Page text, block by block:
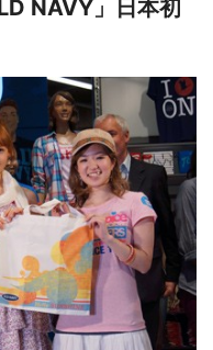
NAVY」日本初